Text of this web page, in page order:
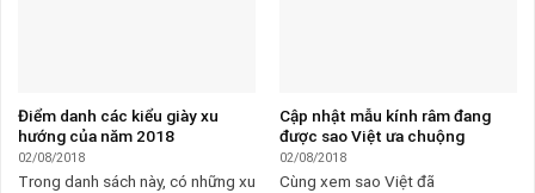
Điểm danh các kiểu giày xu
hướng của năm 2018
02/08/2018
Trong danh sách này, có những xu
Cập nhật mẫu kính râm đang
được sao Việt ưa chuộng
02/08/2018
Cùng xem sao Việt đã